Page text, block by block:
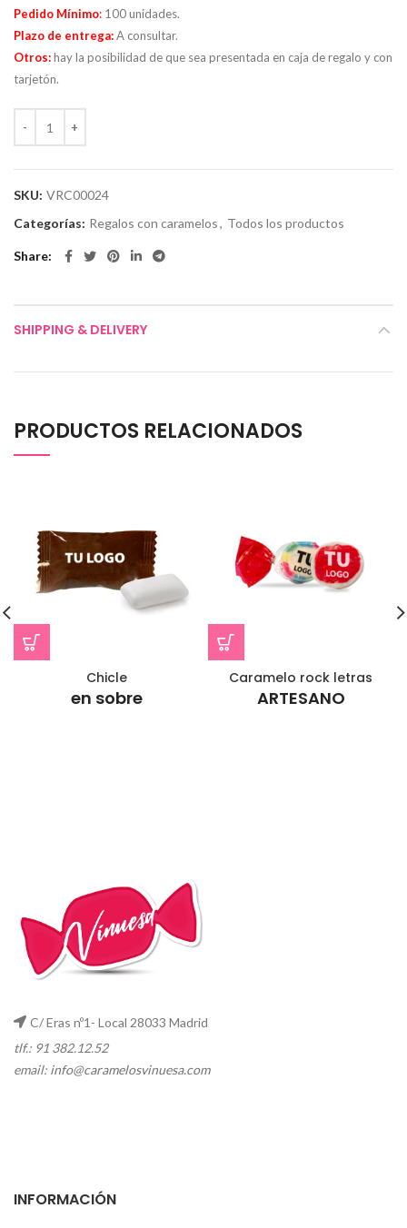
Pedido Mínimo: 100 unidades.
Plazo de entrega:A consultar.
Otros:hay la posibilidad de que sea presentada en caja de regalo y con
tarjetón.
SKU: VRC00024
Categorías: Regalos con caramelos, Todos los productos
Share
SHIPPING & DELIVERY
PRODUCTOS RELACIONADOS
Chicle
en sobre
Caramelo rock letras
ARTESANO
C/ Eras nº1- Local 28033 Madrid
tlf.: 91 382.12.52
email: info@caramelosvinuesa.com
INFORMACIÓN